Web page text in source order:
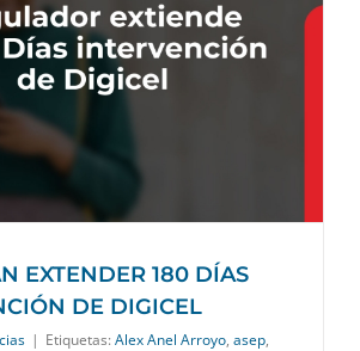
EXTENDER 180 DÍAS
DE DIGICEL
| Etiquetas: Alex Anel Arroyo, asep,